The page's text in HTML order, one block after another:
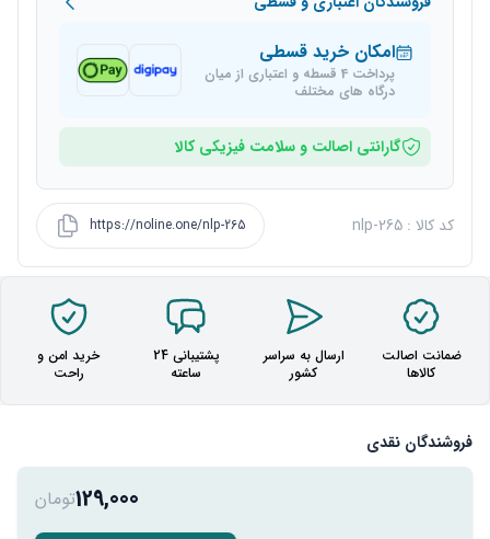
امکان خرید قسطی
پرداخت 4 قسطه و اعتباری از میان
درگاه های مختلف
گارانتی اصالت و سلامت فیزیکی کالا
کد کالا : nlp-265 https://noline.one/nlp-265
ضمانت اصالت
کالاها
ارسال به سراسر
کشور
پشتیبانی 24
ساعته
خرید امن و
راحت
فروشندگان نقدی
129,000تومان